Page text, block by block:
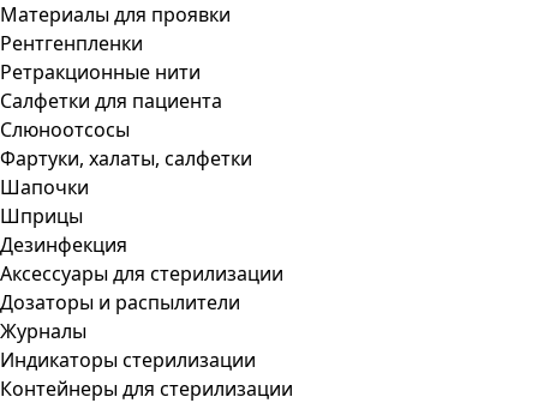
Материалы для проявки
Рентгенпленки
Ретракционные нити
Салфетки для пациента
Слюноотсосы
Фартуки, халаты, салфетки
Шапочки
Шприцы
Дезинфекция
Аксессуары для стерилизации
Дозаторы и распылители
Журналы
Индикаторы стерилизации
Контейнеры для стерилизации